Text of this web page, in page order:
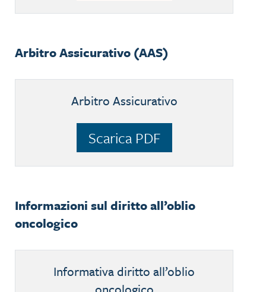
Arbitro Assicurativo (AAS)
Arbitro Assicurativo
Scarica PDF
Informazioni sul diritto all’oblio
oncologico
Informativa diritto all’oblio